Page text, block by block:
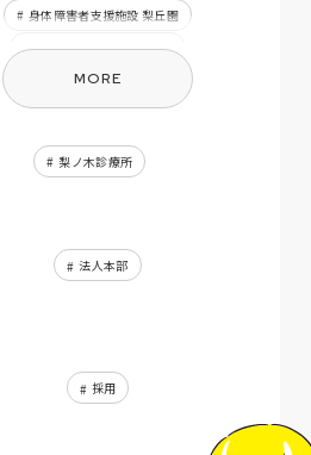
身体障害者支援施設 梨丘園
相談支援事業所 すきっぷ
伊賀市盲人ホーム
上野点字図書館
MORE
梨ノ木診療所
法人本部
採用